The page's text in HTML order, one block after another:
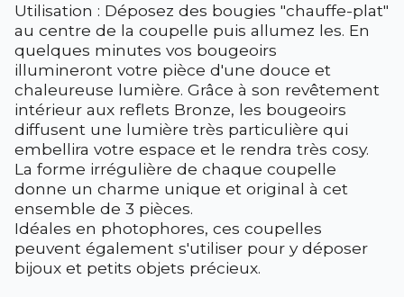
Utilisation : Déposez des bougies "chauffe-plat"
au centre de la coupelle puis allumez les. En
quelques minutes vos bougeoirs
illumineront votre pièce d'une douce et
chaleureuse lumière. Grâce à son revêtement
intérieur aux reflets Bronze, les bougeoirs
diffusent une lumière très particulière qui
embellira votre espace et le rendra très cosy.
La forme irrégulière de chaque coupelle
donne un charme unique et original à cet
ensemble de 3 pièces.
Idéales en photophores, ces coupelles
peuvent également s'utiliser pour y déposer
bijoux et petits objets précieux.